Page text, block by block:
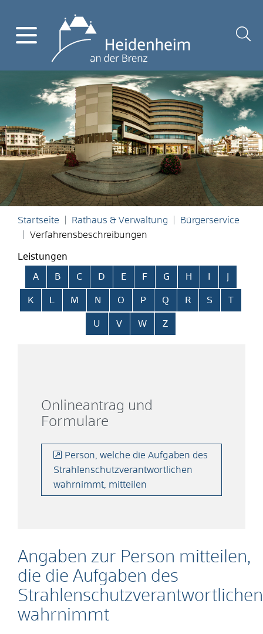
Startseite Rathaus & Verwaltung
Bürgerservice
Verfahrensbeschreibungen
Leistungen
Alphabetisches Register überspringen
A B C D E F G H
K L M N O P Q R S T
U V W Z
Angaben zur Person mitteilen,
die die Aufgaben des
Strahlenschutzverantwortlichen
wahrnimmt
Onlineantrag und
Formulare
Person, welche die Aufgaben des
Strahlenschutzverantwortlichen
wahrnimmt, mitteilen